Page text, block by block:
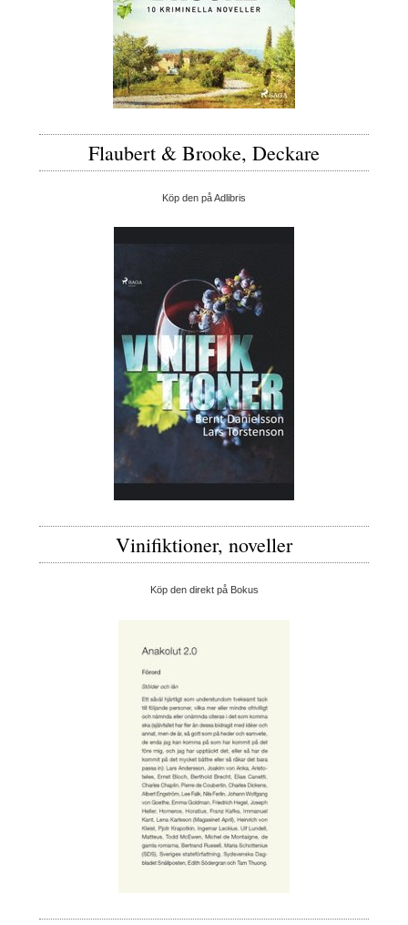
Flaubert & Brooke, Deckare
Köp den på Adlibris
Vinifiktioner, noveller
Köp den direkt på Bokus